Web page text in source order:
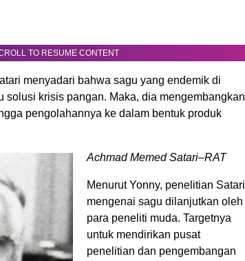
TO RESUME CONTENT
menyadari bahwa sagu yang endemik di
solusi krisis pangan. Maka, dia mengembangkan
pengolahannya ke dalam bentuk produk
Achmad Memed Satari–RAT
Menurut Yonny, penelitian Satari
mengenai sagu dilanjutkan oleh
para peneliti muda. Targetnya
untuk mendirikan pusat
penelitian dan pengembangan